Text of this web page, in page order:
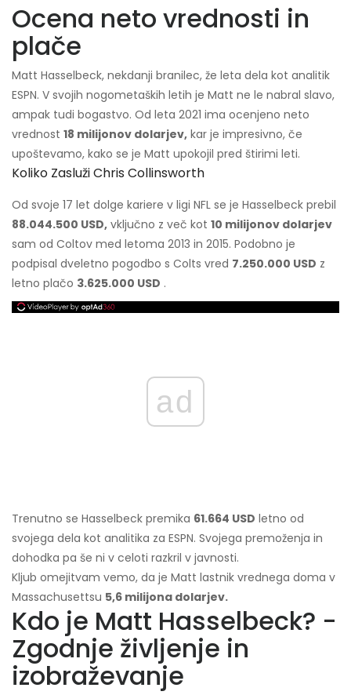
Ocena neto vrednosti in
plače
Matt Hasselbeck, nekdanji branilec, že ​​leta dela kot analitik
ESPN. V svojih nogometaških letih je Matt ne le nabral slavo,
ampak tudi bogastvo. Od leta 2021 ima ocenjeno neto
vrednost 18 milijonov dolarjev, kar je impresivno, če
upoštevamo, kako se je Matt upokojil pred štirimi leti.
Koliko Zasluži Chris Collinsworth
Od svoje 17 let dolge kariere v ligi NFL se je Hasselbeck prebil
88.044.500 USD, vključno z več kot 10 milijonov dolarjev
sam od Coltov med letoma 2013 in 2015. Podobno je
podpisal dveletno pogodbo s Colts vred 7.250.000 USD z
letno plačo 3.625.000 USD .
ad
Trenutno se Hasselbeck premika 61.664 USD letno od
svojega dela kot analitika za ESPN. Svojega premoženja in
dohodka pa še ni v celoti razkril v javnosti.
Kljub omejitvam vemo, da je Matt lastnik vrednega doma v
Massachusettsu 5,6 milijona dolarjev.
Kdo je Matt Hasselbeck? -
Zgodnje življenje in
izobraževanje